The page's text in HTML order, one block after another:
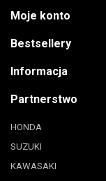
Moje konto
Bestsellery
Informacja
Partnerstwo
HONDA
SUZUKI
KAWASAKI